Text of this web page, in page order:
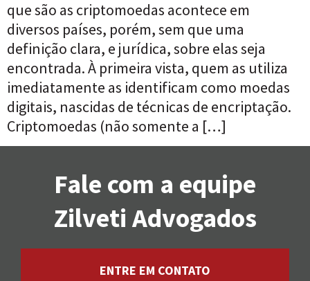
que são as criptomoedas acontece em
diversos países, porém, sem que uma
definição clara, e jurídica, sobre elas seja
encontrada. À primeira vista, quem as utiliza
imediatamente as identificam como moedas
digitais, nascidas de técnicas de encriptação.
Criptomoedas (não somente a […]
Fale com a equipe
Zilveti Advogados
ENTRE EM CONTATO